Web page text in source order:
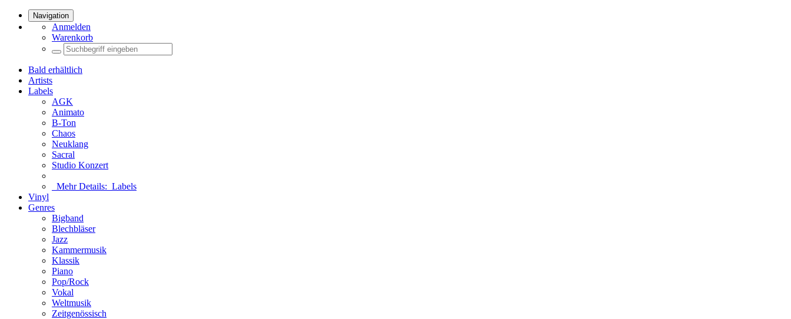
Navigation
Anmelden
Warenkorb
Bald erhältlich
Artists
Labels
AGK
Animato
B-Ton
Chaos
Neuklang
Sacral
Studio Konzert
Mehr Details: Labels
Vinyl
Genres
Bigband
Blechbläser
Jazz
Kammermusik
Klassik
Piano
Pop/Rock
Vokal
Weltmusik
Zeitgenössisch